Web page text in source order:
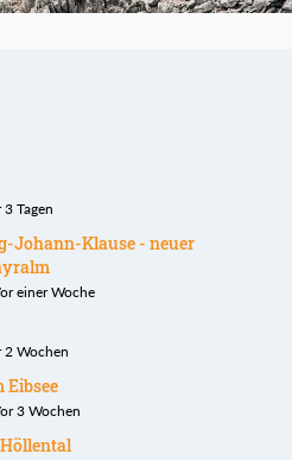
Tagen
Johann-Klause - neuer
einer Woche
Wochen
Eibsee
3 Wochen